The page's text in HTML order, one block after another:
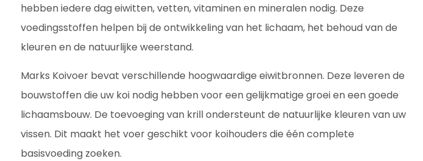
hebben iedere dag eiwitten, vetten, vitaminen en mineralen nodig. Deze
voedingsstoffen helpen bij de ontwikkeling van het lichaam, het behoud van de
kleuren en de natuurlijke weerstand.
Marks Koivoer bevat verschillende hoogwaardige eiwitbronnen. Deze leveren de
bouwstoffen die uw koi nodig hebben voor een gelijkmatige groei en een goede
lichaamsbouw. De toevoeging van krill ondersteunt de natuurlijke kleuren van uw
vissen. Dit maakt het voer geschikt voor koihouders die één complete
basisvoeding zoeken.